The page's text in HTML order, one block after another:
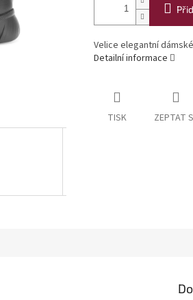
Velice elegantní
Detailní informace
TISK ZEPTAT